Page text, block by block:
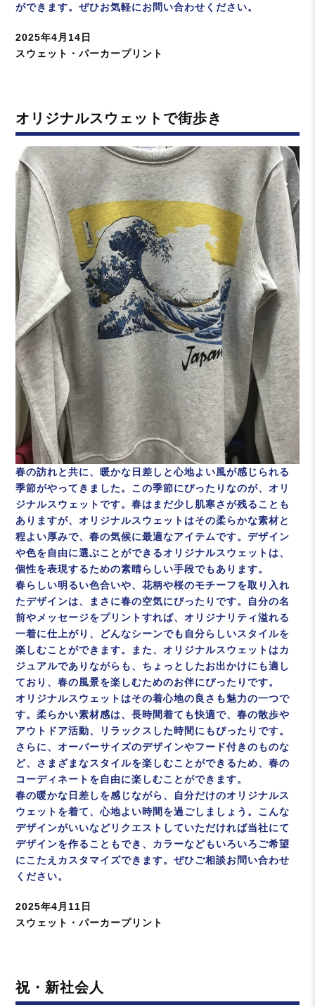
ができます。ぜひお気軽にお問い合わせください。
投
稿
2025年4月14日
カ
ー
スウェット・パーカープリント
オリジナルスウェットで街歩き
春の訪れと共に、暖かな日差しと心地よい風が感じられる
季節がやってきました。この季節にぴったりなのが、オリ
ジナルスウェットです。春はまだ少し肌寒さが残ることも
ありますが、オリジナルスウェットはその柔らかな素材と
程よい厚みで、春の気候に最適なアイテムです。デザイン
や色を自由に選ぶことができるオリジナルスウェットは、
個性を表現するための素晴らしい手段でもあります。
春らしい明るい色合いや、花柄や桜のモチーフを取り入れ
たデザインは、まさに春の空気にぴったりです。自分の名
前やメッセージをプリントすれば、オリジナリティ溢れる
一着に仕上がり、どんなシーンでも自分らしいスタイルを
楽しむことができます。また、オリジナルスウェットはカ
ジュアルでありながらも、ちょっとしたお出かけにも適し
ており、春の風景を楽しむためのお伴にぴったりです。
オリジナルスウェットはその着心地の良さも魅力の一つで
す。柔らかい素材感は、長時間着ても快適で、春の散歩や
アウトドア活動、リラックスした時間にもぴったりです。
さらに、オーバーサイズのデザインやフード付きのものな
ど、さまざまなスタイルを楽しむことができるため、春の
コーディネートを自由に楽しむことができます。
春の暖かな日差しを感じながら、自分だけのオリジナルス
ウェットを着て、心地よい時間を過ごしましょう。こんな
デザインがいいなどリクエストしていただければ当社にて
デザインを作ることもでき、カラーなどもいろいろご希望
にこたえカスタマイズできます。ぜひご相談お問い合わせ
ください。
投
稿
2025年4月11日
カ
ー
スウェット・パーカープリント
祝・新社会人